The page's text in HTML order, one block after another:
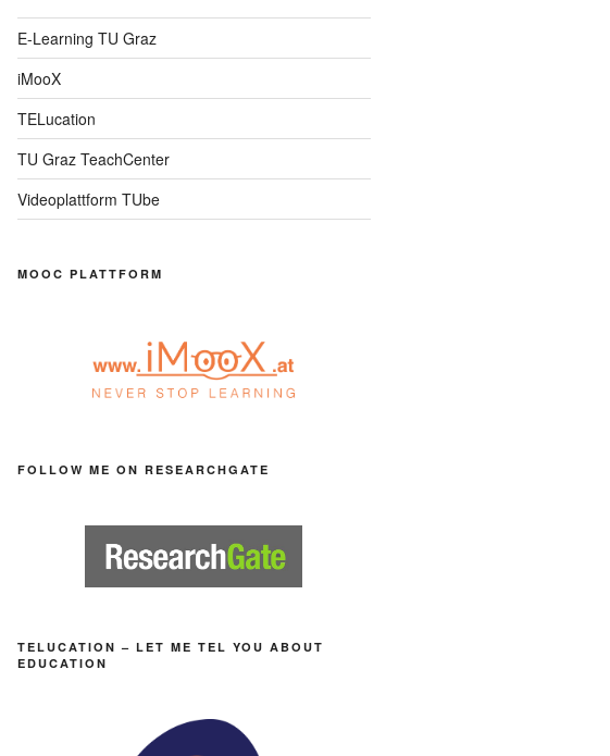
E-Learning TU Graz
iMooX
TELucation
TU Graz TeachCenter
Videoplattform TUbe
MOOC PLATTFORM
FOLLOW ME ON RESEARCHGATE
TELUCATION – LET ME TEL YOU ABOUT
EDUCATION